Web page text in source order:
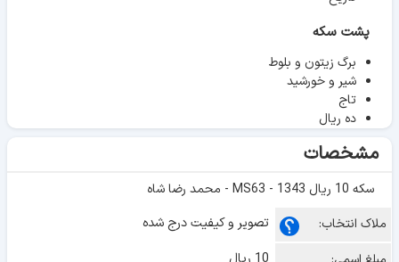
پشت سکه
برگ زیتون و بلوط
شیر و خورشید
تاج
ده ریال
مشخصات
سکه 10 ریال 1343 - MS63 - محمد رضا شاه
ملاک انتخاب:
تصویر و کیفیت درج شده